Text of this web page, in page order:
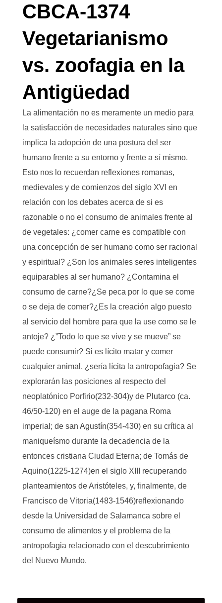
CBCA-1374
Vegetarianismo
vs. zoofagia en la
Antigüedad
La alimentación no es meramente un medio para
la satisfacción de necesidades naturales sino que
implica la adopción de una postura del ser
humano frente a su entorno y frente a sí mismo.
Esto nos lo recuerdan reflexiones romanas,
medievales y de comienzos del siglo XVI en
relación con los debates acerca de si es
razonable o no el consumo de animales frente al
de vegetales: ¿comer carne es compatible con
una concepción de ser humano como ser racional
y espiritual? ¿Son los animales seres inteligentes
equiparables al ser humano? ¿Contamina el
consumo de carne?¿Se peca por lo que se come
o se deja de comer?¿Es la creación algo puesto
al servicio del hombre para que la use como se le
antoje? ¿”Todo lo que se vive y se mueve” se
puede consumir? Si es lícito matar y comer
cualquier animal, ¿sería lícita la antropofagia? Se
explorarán las posiciones al respecto del
neoplatónico Porfirio(232-304)y de Plutarco (ca.
46/50-120) en el auge de la pagana Roma
imperial; de san Agustín(354-430) en su crítica al
maniqueísmo durante la decadencia de la
entonces cristiana Ciudad Eterna; de Tomás de
Aquino(1225-1274)en el siglo XIII recuperando
planteamientos de Aristóteles, y, finalmente, de
Francisco de Vitoria(1483-1546)reflexionando
desde la Universidad de Salamanca sobre el
consumo de alimentos y el problema de la
antropofagia relacionado con el descubrimiento
del Nuevo Mundo.